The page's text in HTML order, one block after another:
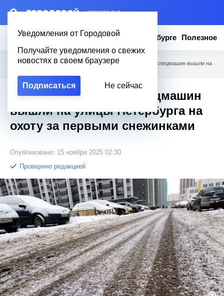
– НОВОСТИ ДНЯ
Уведомления от Городовой
Получайте уведомления о свежих
новостях в своем браузере
Подписаться Не сейчас
Новости Эксклюзив Вопросы о Петербурге Полезное
Городовой Новости Петербурга / Свыше полутысячи спецмашин вышли на
Свыше полутысячи спецмашин
вышли на улицы Петербурга на
охоту за первыми снежинками
Опубликовано: 15 ноября 2025 02:30
Проверено редакцией